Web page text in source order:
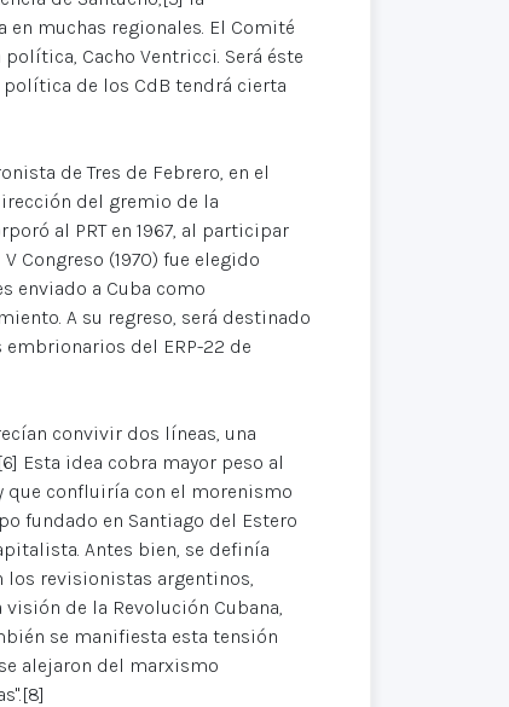
en muchas regionales. El Comité
Cacho Ventricci. Será éste
política de los CdB tendrá cierta
de Tres de Febrero, en el
del gremio de la
al PRT en 1967, al participar
Congreso (1970) fue elegido
enviado a Cuba como
A su regreso, será destinado
del ERP-22 de
convivir dos líneas, una
Esta idea cobra mayor peso al
que confluiría con el morenismo
fundado en Santiago del Estero
Antes bien, se definía
los revisionistas argentinos,
visión de la Revolución Cubana,
se manifiesta esta tensión
alejaron del marxismo